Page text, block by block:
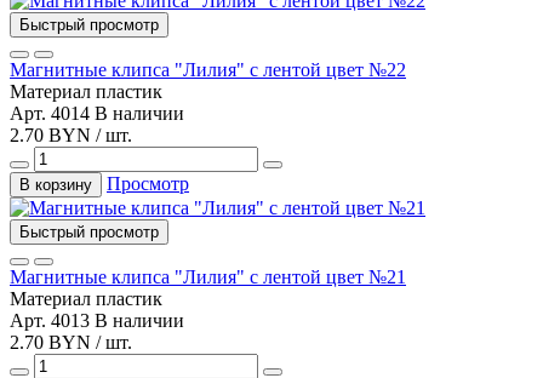
Быстрый просмотр
Магнитные клипса "Лилия" с лентой цвет №22
Материал пластик
Арт. 4014 В наличии
2.70 BYN / шт.
В корзину Просмотр
Быстрый просмотр
Магнитные клипса "Лилия" с лентой цвет №21
Материал пластик
Арт. 4013 В наличии
2.70 BYN / шт.